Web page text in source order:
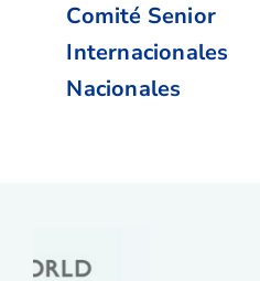
Comité Senior
Internacionales
Nacionales